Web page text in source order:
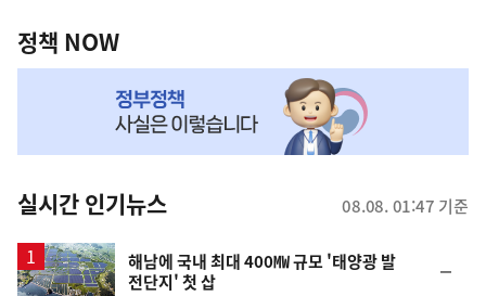
책
NOW,
뉴
스
정책 NOW
실시간 인기뉴스 08.08. 01:47 기준
해남에 국내 최대 400㎿ 규모 '태양광 발
전단지' 첫 삽